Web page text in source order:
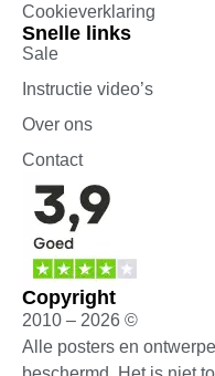
Cookieverklaring
Snelle links
Sale
Instructie video’s
Over ons
Contact
Copyright
2010 – 2026 ©
Alle posters en